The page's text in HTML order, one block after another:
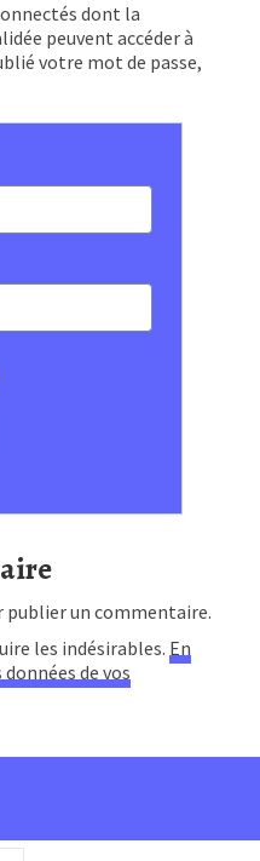
dont la
peuvent accéder à
votre mot de passe,
publier un commentaire.
les indésirables. En
de vos